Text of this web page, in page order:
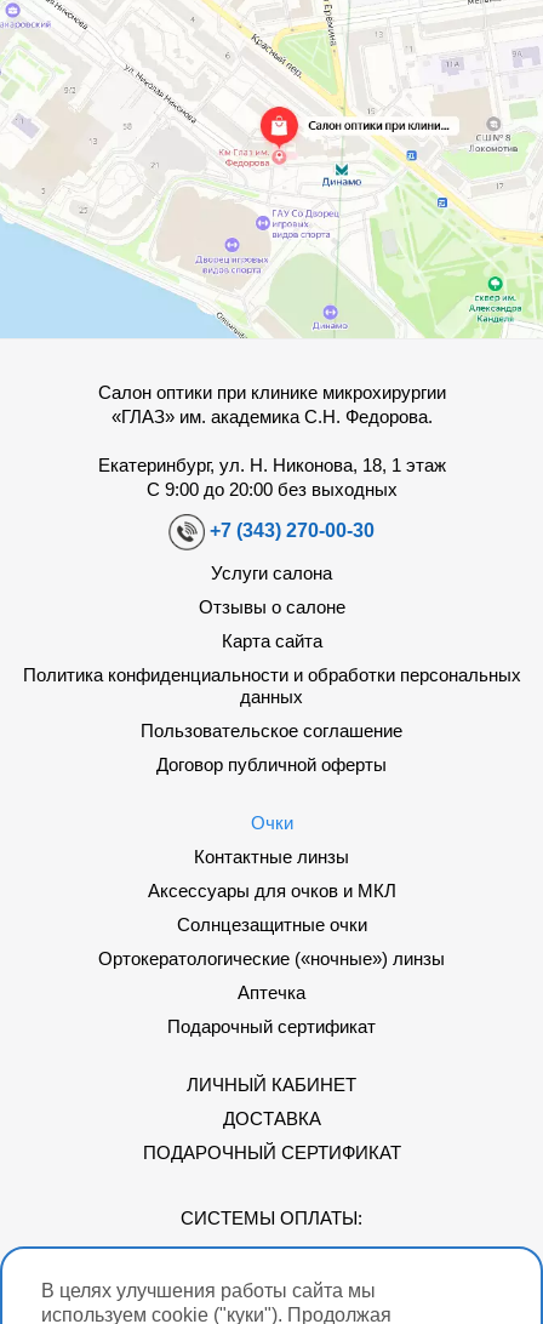
В целях улучшения работы сайта мы
используем cookie ("куки"). Продолжая
Салон оптики при клинике микрохирургии
«ГЛАЗ» им. академика С.Н. Федорова.
Екатеринбург, ул. Н. Никонова, 18, 1 этаж
С 9:00 до 20:00 без выходных
+7 (343) 270-00-30
Услуги салона
Отзывы о салоне
Карта сайта
Политика конфиденциальности и обработки персональных
данных
Пользовательское соглашение
Договор публичной оферты
Очки
Контактные линзы
Аксессуары для очков и МКЛ
Солнцезащитные очки
Ортокератологические («ночные») линзы
Аптечка
Подарочный сертификат
ЛИЧНЫЙ КАБИНЕТ
ДОСТАВКА
ПОДАРОЧНЫЙ СЕРТИФИКАТ
СИСТЕМЫ ОПЛАТЫ:
Мы в соцсетях